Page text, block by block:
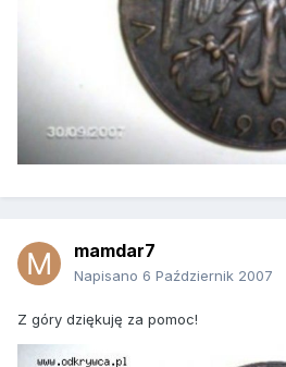
mamdar7
Napisano 6 Październik 2007
Z góry dziękuję za pomoc!